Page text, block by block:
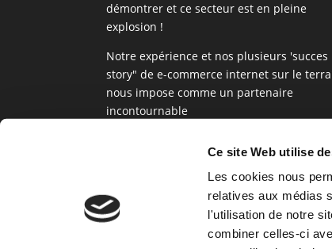
Ce site Web utilise
Les cookies nous
relatives aux médias
l'utilisation de notre
combiner celles-ci
démontrer et ce secteur est en pleine
explosion !
Notre expérience et nos plusieurs 'succes
story" de e-commerce internet sur le
nous impose comme un partenaire
incontournable
des solutions de vente en ligne